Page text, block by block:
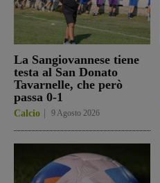
La Sangiovannese tiene
testa al San Donato
Tavarnelle, che però
passa 0-1
Calcio 9 Agosto 2026